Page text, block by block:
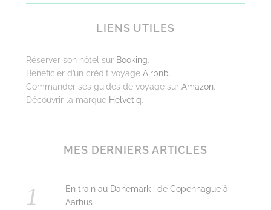
LIENS UTILES
Réserver son hôtel sur Booking.
Bénéficier d’un crédit voyage Airbnb.
Commander ses guides de voyage sur Amazon.
Découvrir la marque Helvetiq.
MES DERNIERS ARTICLES
En train au Danemark : de Copenhague à
Aarhus